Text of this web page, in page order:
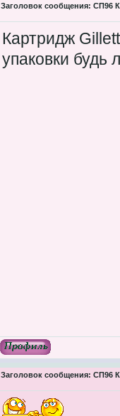
Заголовок сообщения: СП96
Картридж
упаковки будь
Заголовок сообщения: СП96